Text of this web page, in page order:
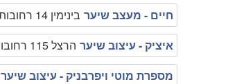
חיים - מעצב שיער בינימין 14 רחובות , 0504444579
איציק - עיצוב שיער הרצל 115 רחובות , 0523364771
מספרת מוטי ויפרבניק - עיצוב שיער Moti Hair